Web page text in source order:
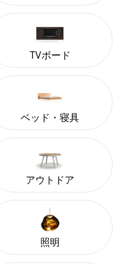
TVボード
ベッド・寝具
アウトドア
照明